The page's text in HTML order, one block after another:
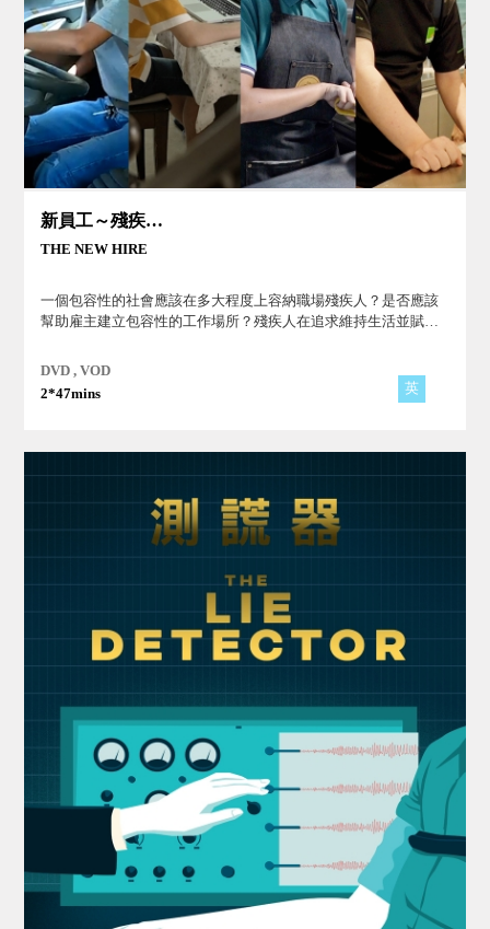
新員工～殘疾人的工作權
THE NEW HIRE
一個包容性的社會應該在多大程度上容納職場殘疾人？是否應該
幫助雇主建立包容性的工作場所？殘疾人在追求維持生活並賦予
DVD , VOD
2*47mins
英